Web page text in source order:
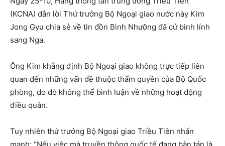
(KCNA) dẫn lời Thứ trưởng Bộ Ngoại giao nước này Kim
Jong Gyu chia sẻ về tin đồn Bình Nhưỡng đã cử binh lính
sang Nga.
Ông Kim khẳng định Bộ Ngoại giao không trực tiếp liên
quan đến những vấn đề thuộc thẩm quyền của Bộ Quốc
phòng, do đó không thể bình luận về những hoạt động
điều quân.
Tuy nhiên thứ trưởng Bộ Ngoại giao Triều Tiên nhấn